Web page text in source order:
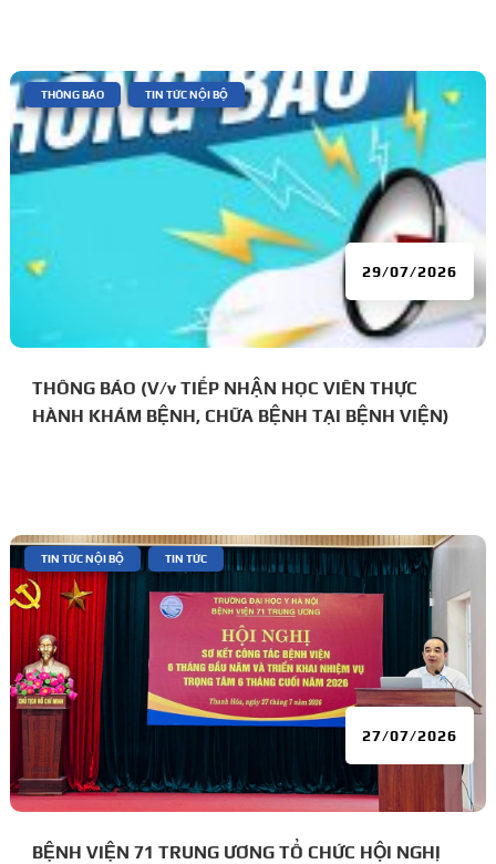
THÔNG BÁO (V/v TIẾP NHẬN HỌC VIÊN THỰC
HÀNH KHÁM BỆNH, CHỮA BỆNH TẠI BỆNH VIỆN)
29/07/2026
THÔNG BÁO TIN TỨC NỘI BỘ
BỆNH VIỆN 71 TRUNG ƯƠNG TỔ CHỨC HỘI NGHỊ
27/07/2026
TIN TỨC NỘI BỘ TIN TỨC